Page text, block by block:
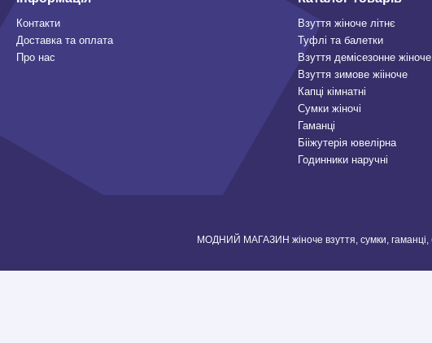
Контакти
Доставка та оплата
Про нас
Взуття жіноче літнє
Туфлі та балетки
Взуття демісезонне жіноче
Взуття зимове жііноче
Капці кімнатні
Сумки жіночі
Гаманці
Бііжутерія ювелірна
Годинники наручні